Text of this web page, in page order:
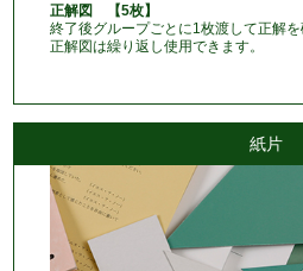
正解図 【5枚】
終了後グループごとに1枚渡して正解を
正解図は繰り返し使用できます。
紙片